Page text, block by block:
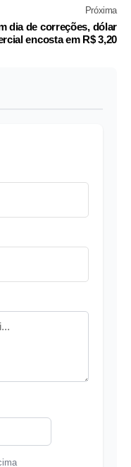
Próxima
dia de correções, dólar
encosta em R$ 3,20